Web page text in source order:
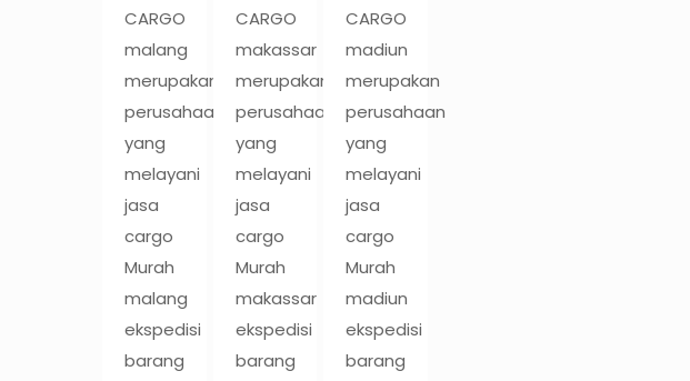
CARGO
malang
merupakan
perusahaan
yang
melayani
jasa
cargo
Murah
malang
ekspedisi
barang
CARGO
makassar
merupakan
perusahaan
yang
melayani
jasa
cargo
Murah
makassar
ekspedisi
barang
CARGO
madiun
merupakan
perusahaan
yang
melayani
jasa
cargo
Murah
madiun
ekspedisi
barang